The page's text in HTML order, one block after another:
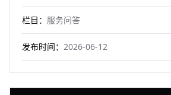
栏目： 服务问答
发布时间： 2026-06-12